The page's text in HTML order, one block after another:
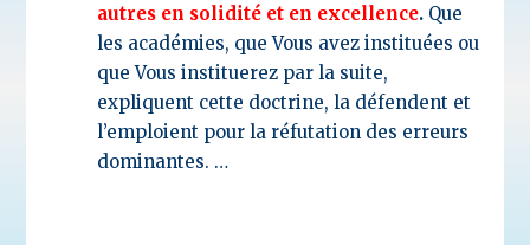
autres en solidité et en excellence. Que
les académies, que Vous avez instituées ou
que Vous instituerez par la suite,
expliquent cette doctrine, la défendent et
l’emploient pour la réfutation des erreurs
dominantes. …